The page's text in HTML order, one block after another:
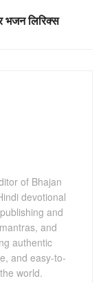
भजन लिरिक्स
of Bhajan
devotional
and
and
authentic
and easy-to-
world.